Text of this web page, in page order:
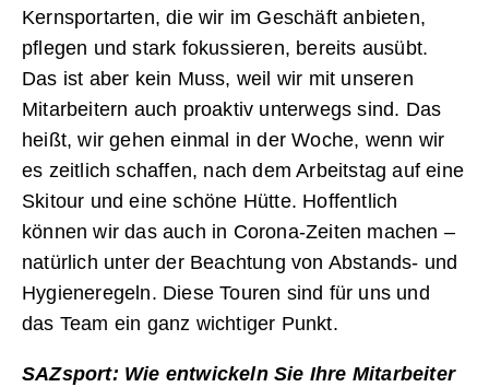
Kernsportarten, die wir im Geschäft anbieten,
pflegen und stark fokussieren, bereits ausübt.
Das ist aber kein Muss, weil wir mit unseren
Mitarbeitern auch proaktiv unterwegs sind. Das
heißt, wir gehen einmal in der Woche, wenn wir
es zeitlich schaffen, nach dem Arbeitstag auf eine
Skitour und eine schöne Hütte. Hoffentlich
können wir das auch in Corona-Zeiten machen –
natürlich unter der Beachtung von Abstands- und
Hygieneregeln. Diese Touren sind für uns und
das Team ein ganz wichtiger Punkt.
SAZsport: Wie entwickeln Sie Ihre Mitarbeiter